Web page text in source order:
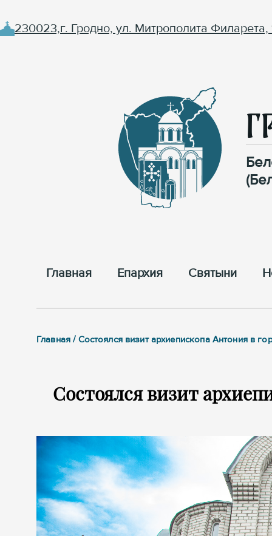
230023,г. Гродно, ул. Митрополита Филарета,
Главная Епархия Cвятыни
Главная / Состоялся визит архиепископа Антония в
Состоялся визит